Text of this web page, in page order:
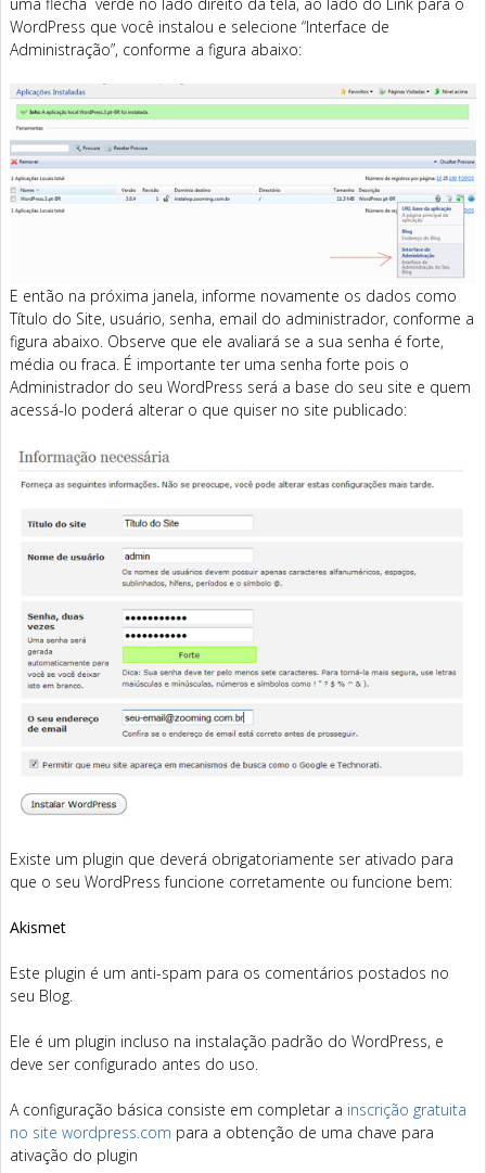
WordPress que você instalou e selecione “Interface de
Administração”, conforme a figura abaixo:
E então na próxima janela, informe novamente os dados como
Título do Site, usuário, senha, email do administrador, conforme a
figura abaixo. Observe que ele avaliará se a sua senha é forte,
média ou fraca. É importante ter uma senha forte pois o
Administrador do seu WordPress será a base do seu site e quem
acessá-lo poderá alterar o que quiser no site publicado:
Existe um plugin que deverá obrigatoriamente ser ativado para
que o seu WordPress funcione corretamente ou funcione bem:
Akismet
Este plugin é um anti-spam para os comentários postados no
seu Blog.
Ele é um plugin incluso na instalação padrão do WordPress, e
deve ser configurado antes do uso.
A configuração básica consiste em completar a inscrição gratuita
no site wordpress.com para a obtenção de uma chave para
ativação do plugin